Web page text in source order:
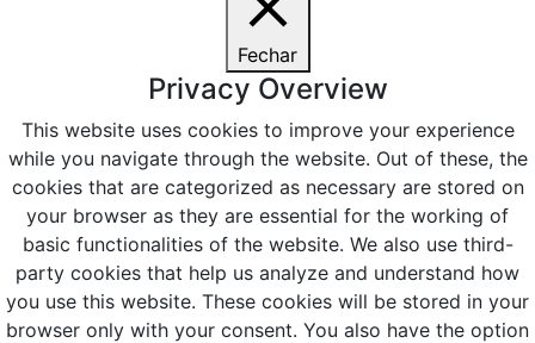
Fechar
Privacy Overview
This website uses cookies to improve your experience
while you navigate through the website. Out of these, the
cookies that are categorized as necessary are stored on
your browser as they are essential for the working of
basic functionalities of the website. We also use third-
party cookies that help us analyze and understand how
you use this website. These cookies will be stored in your
browser only with your consent. You also have the option